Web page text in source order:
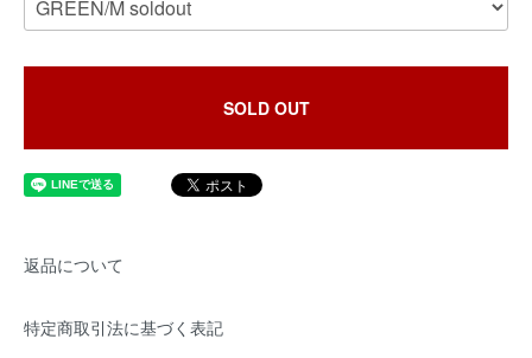
SOLD OUT
返品について
特定商取引法に基づく表記